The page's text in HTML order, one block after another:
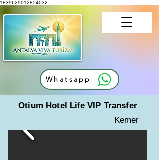
1839629012854032
Whatsapp
Otium Hotel Life VIP Transfer
Kemer